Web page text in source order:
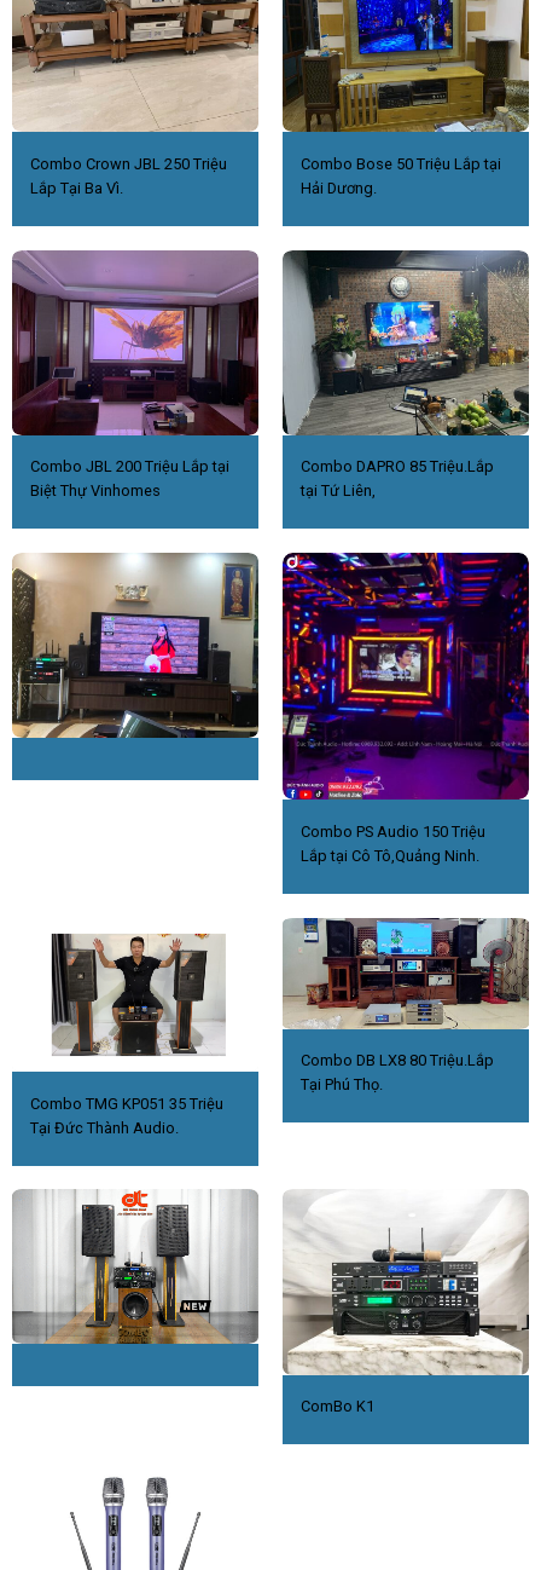
Combo Crown JBL 250 Triệu
Lắp Tại Ba Vì.
Combo Bose 50 Triệu Lắp tại
Hải Dương.
Combo JBL 200 Triệu Lắp tại
Biệt Thự Vinhomes
Combo DAPRO 85 Triệu.Lắp
tại Tứ Liên,
Combo PS Audio 150 Triệu
Lắp tại Cô Tô,Quảng Ninh.
Combo TMG KP051 35 Triệu
Tại Đức Thành Audio.
Combo DB LX8 80 Triệu.Lắp
Tại Phú Thọ.
ComBo K1